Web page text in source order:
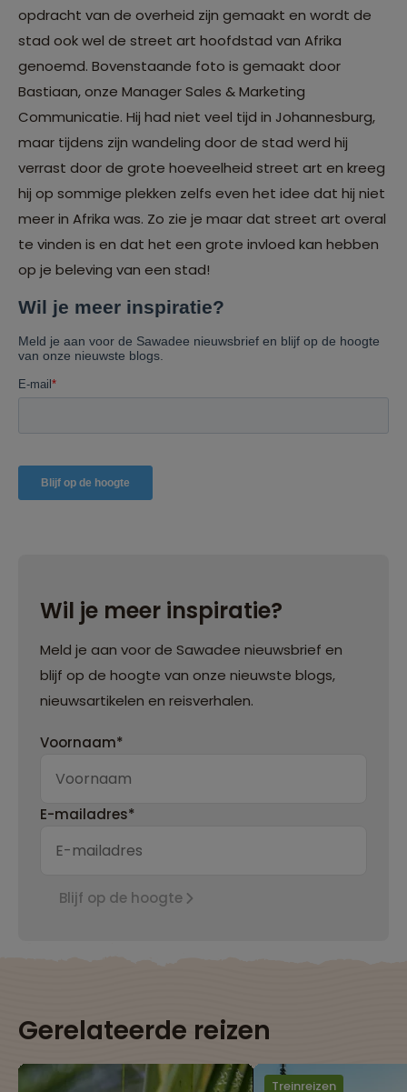
opdracht van de overheid zijn gemaakt en wordt de
stad ook wel de street art hoofdstad van Afrika
genoemd. Bovenstaande foto is gemaakt door
Bastiaan, onze Manager Sales & Marketing
Communicatie. Hij had niet veel tijd in Johannesburg,
maar tijdens zijn wandeling door de stad werd hij
verrast door de grote hoeveelheid street art en kreeg
hij op sommige plekken zelfs even het idee dat hij niet
meer in Afrika was. Zo zie je maar dat street art overal
te vinden is en dat het een grote invloed kan hebben
op je beleving van een stad!
Wil je meer inspiratie?
Meld je aan voor de Sawadee nieuwsbrief en
blijf op de hoogte van onze nieuwste blogs,
nieuwsartikelen en reisverhalen.
Voornaam*
E-mailadres*
Blijf op de hoogte
Gerelateerde reizen
Treinreizen